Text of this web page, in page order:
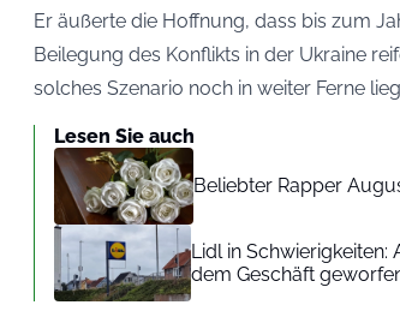
Er äußerte die Hoffnung, dass bis zum
Beilegung des Konflikts in der Ukraine
solches Szenario noch in weiter Ferne
Lesen Sie auch
Beliebter Rapper
Lidl in Schwierigkeiten:
dem Geschäft